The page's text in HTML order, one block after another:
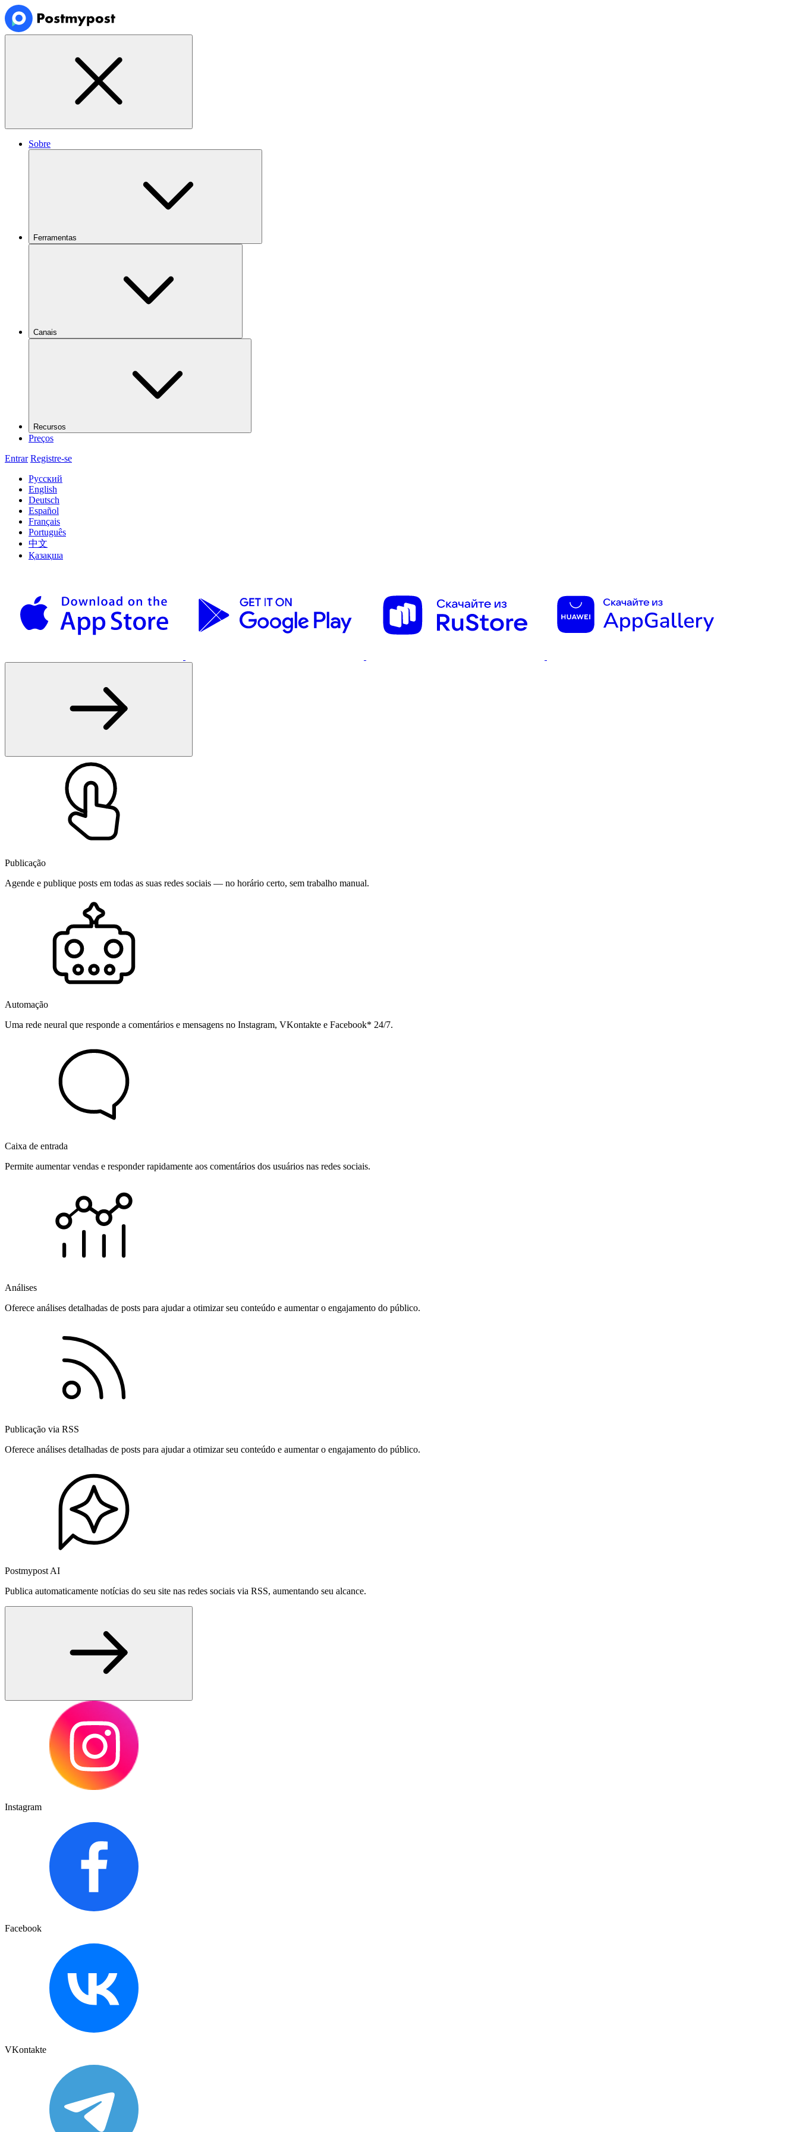
Sobre
Ferramentas
Canais
Recursos
Preços
Entrar Registre-se
Русский
English
Deutsch
Español
Français
Português
中文
Қазақша
Publicação
Agende e publique posts em todas as suas redes sociais — no horário certo, sem trabalho manual.
Automação
Uma rede neural que responde a comentários e mensagens no Instagram, VKontakte e Facebook* 24/7.
Caixa de entrada
Permite aumentar vendas e responder rapidamente aos comentários dos usuários nas redes sociais.
Análises
Oferece análises detalhadas de posts para ajudar a otimizar seu conteúdo e aumentar o engajamento do público.
Publicação via RSS
Oferece análises detalhadas de posts para ajudar a otimizar seu conteúdo e aumentar o engajamento do público.
Postmypost AI
Publica automaticamente notícias do seu site nas redes sociais via RSS, aumentando seu alcance.
Instagram
Facebook
VKontakte